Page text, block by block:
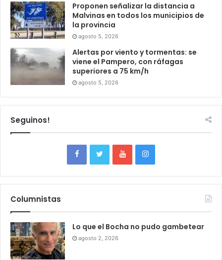
Proponen señalizar la distancia a
Malvinas en todos los municipios de
la provincia
agosto 5, 2026
Alertas por viento y tormentas: se
viene el Pampero, con ráfagas
superiores a 75 km/h
agosto 5, 2026
Seguinos!
Columnistas
Lo que el Bocha no pudo gambetear
agosto 2, 2026